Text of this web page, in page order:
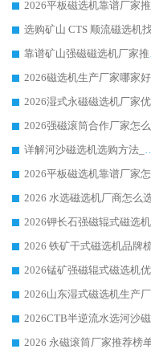
靠谱
详解河沙磁选机选购方法_除铁器品